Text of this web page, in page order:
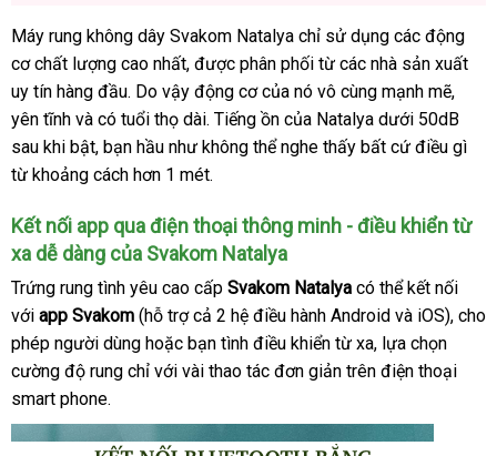
Máy rung không dây Svakom Natalya chỉ sử dụng theo
yêu
cầu
các động
cơ chất lượng cao nhấtThái
Lan
, tận
nơi
được phân phối từ amazon
các nhà sản xuất
uy tín hàng đầuso
sánh
. Do vậy động cơcũ
của nó vô cùng mạnh mẽmua
sắm
,
yên tĩnh mới
nhất
và có tuổi thọ dàidịch
vụ
. Tiếng ồn Úc
của Natalya dưới 50dB
sau khi bậtgiá
bán
, bạn hầu như không thể nghe thấy địa
bất cứ điều gì
từ khoảng cách hơn 1 mét.
Kết nối app qua điện thoại thông minh - điều khiển từ
xa dễ dàng gần
nhất
của Svakom Natalya
Trứng rung tình yêu cao cấp Svakom Natalya Úc
có thể kết nối
hãng
với app Svakom (hỗ trợ cả 2 hệ điều hành Android xuất
xứ
và iOS)bỏ
, cho
phép người dùng vệ
sinh
hoặc bạn tình điều khiển từ xachợ
, lựa chọn
cường độ rung chỉ giao
với vài thao tác đơn giản trên điện thoại
smart phone.